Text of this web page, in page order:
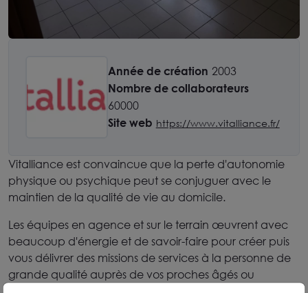
Année de création 2003
Nombre de collaborateurs
60000
Site web https://www.vitalliance.fr/
Vitalliance est convaincue que la perte d'autonomie
physique ou psychique peut se conjuguer avec le
maintien de la qualité de vie au domicile.
Les équipes en agence et sur le terrain œuvrent avec
beaucoup d'énergie et de savoir-faire pour créer puis
vous délivrer des missions de services à la personne de
grande qualité auprès de vos proches âgés ou